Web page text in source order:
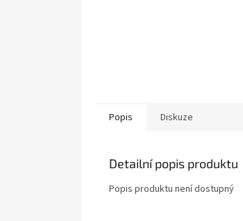
Popis Diskuze
Detailní popis produktu
Popis produktu není dostupný